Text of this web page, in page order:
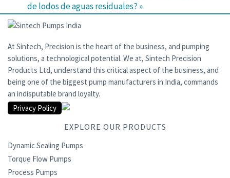
de lodos de aguas residuales? »
At Sintech, Precision is the heart of the business, and pumping
solutions, a technological potential. We at, Sintech Precision
Products Ltd, understand this critical aspect of the business, and
being one of the biggest pump manufacturers in India, commands
an indisputable brand loyalty.
Privacy Policy
EXPLORE OUR PRODUCTS
Dynamic Sealing Pumps
Torque Flow Pumps
Process Pumps